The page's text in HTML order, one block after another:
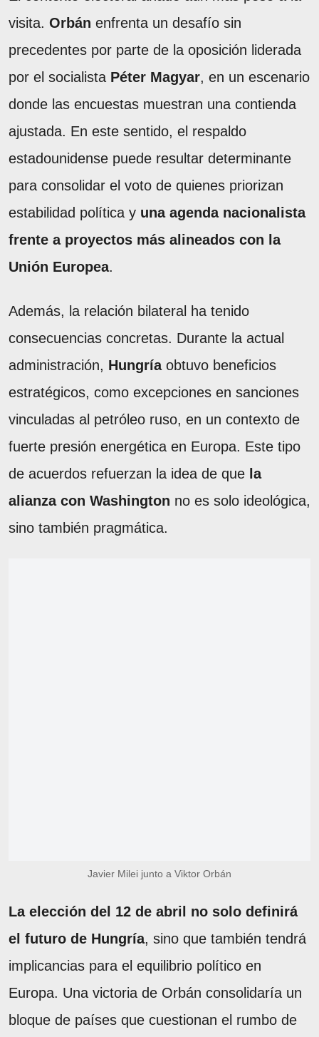
visita. Orbán enfrenta un desafío sin
precedentes por parte de la oposición liderada
por el socialista Péter Magyar, en un escenario
donde las encuestas muestran una contienda
ajustada. En este sentido, el respaldo
estadounidense puede resultar determinante
para consolidar el voto de quienes priorizan
estabilidad política y una agenda nacionalista
frente a proyectos más alineados con la
Unión Europea.
Además, la relación bilateral ha tenido
consecuencias concretas. Durante la actual
administración, Hungríaobtuvo beneficios
estratégicos, como excepciones en sanciones
vinculadas al petróleo ruso, en un contexto de
fuerte presión energética en Europa. Este tipo
de acuerdos refuerzan la idea de que la
alianza con Washington no es solo ideológica,
sino también pragmática.
Javier Milei junto a Viktor Orbán
La elección del 12 de abril no solo definirá
el futuro de Hungría, sino que también tendrá
implicancias para el equilibrio político en
Europa. Una victoria de Orbán consolidaría un
bloque de países que cuestionan el rumbo de